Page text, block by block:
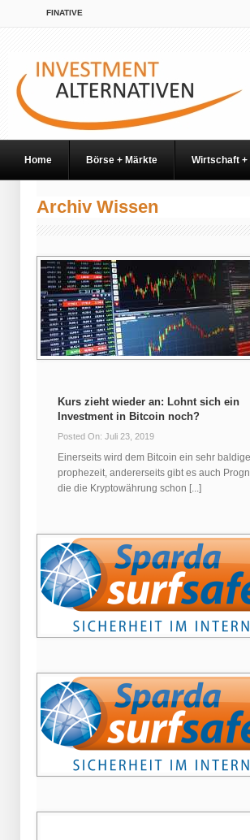
FINATIVE
Home Börse + Märkte Wirtschaft +
Archiv Wissen
Kurs zieht wieder an: Lohnt sich ein
Investment in Bitcoin noch?
Posted On: Juli 23, 2019
Einerseits wird dem Bitcoin ein sehr
prophezeit, andererseits gibt es auch
die die Kryptowährung schon [...]